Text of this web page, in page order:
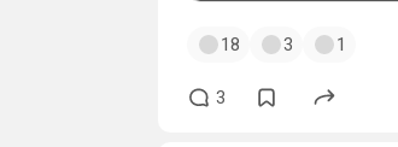
18 3 1
3